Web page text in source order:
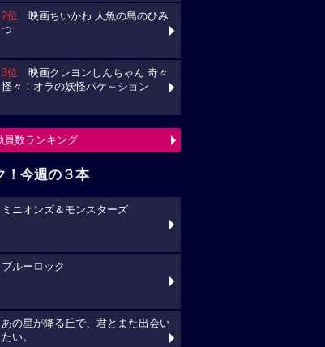
2位 映画ちいかわ 人魚の島のひみ
つ
3位 映画クレヨンしんちゃん 奇々
怪々！オラの妖怪バケ～ション
員数ランキング
！今週の３本
ミニオンズ＆モンスターズ
ブルーロック
あの星が降る丘で、君とまた出会い
たい。